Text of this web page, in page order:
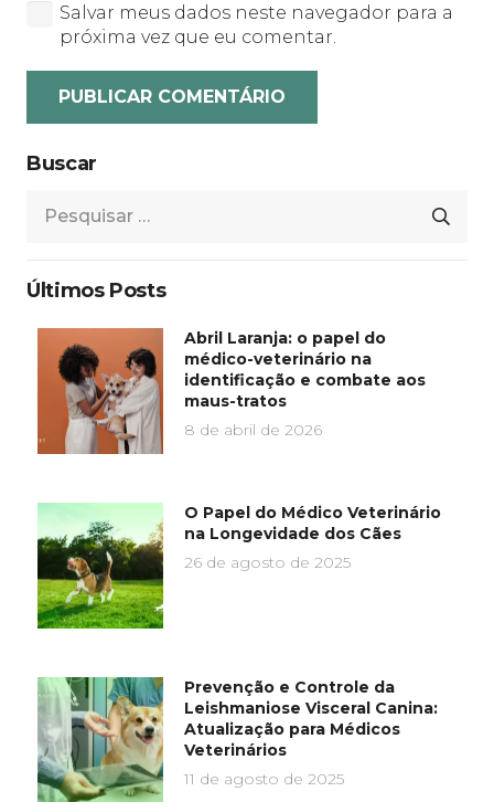
Salvar meus dados neste navegador para a
próxima vez que eu comentar.
PUBLICAR COMENTÁRIO
Buscar
Últimos Posts
Abril Laranja: o papel do
médico-veterinário na
identificação e combate aos
maus-tratos
8 de abril de 2026
O Papel do Médico Veterinário
na Longevidade dos Cães
26 de agosto de 2025
Prevenção e Controle da
Leishmaniose Visceral Canina:
Atualização para Médicos
Veterinários
11 de agosto de 2025